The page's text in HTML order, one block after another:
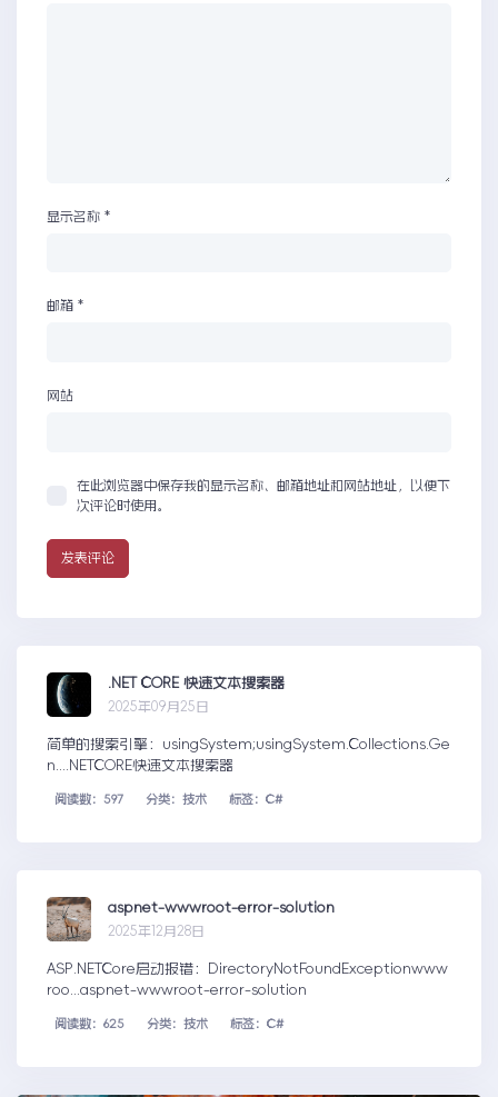
显示名称 *
邮箱 *
网站
在此浏览器中保存我的显示名称、邮箱地址和网站地址，以便下
次评论时使用。
.NET CORE 快速文本搜索器
2025年09月25日
简单的搜索引擎：usingSystem;usingSystem.Collections.Ge
n....NETCORE快速文本搜索器
阅读数：597 分类：技术 标签：C#
aspnet-wwwroot-error-solution
2025年12月28日
ASP.NETCore启动报错：DirectoryNotFoundExceptionwww
roo...aspnet-wwwroot-error-solution
阅读数：625 分类：技术 标签：C#